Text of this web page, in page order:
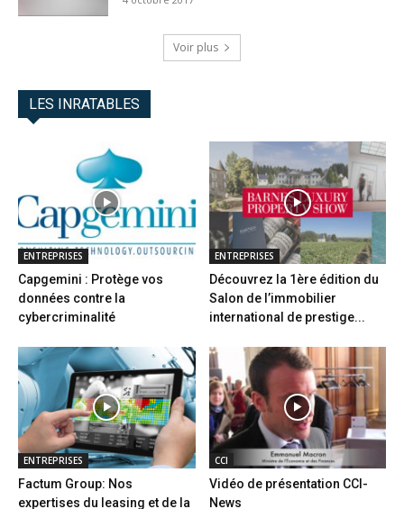
Voir plus
LES INRATABLES
ENTREPRISES
Capgemini : Protège vos
données contre la
cybercriminalité
ENTREPRISES
Découvrez la 1ère édition du
Salon de l’immobilier
international de prestige...
ENTREPRISES
Factum Group: Nos
expertises du leasing et de la
CCI
Vidéo de présentation CCI-
News